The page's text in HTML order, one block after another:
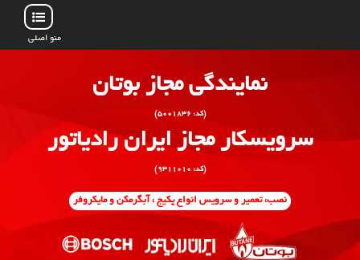
منو اصلی
نمایندگی مجاز بوتان
(کد: ۵۰۰۱۸۳۶)
سرویسکار مجاز ایران رادیاتور
(کد: ۹۳۱۱۰۱۰)
نصب، تعمیر و سرویس انواع پکیج ، آبگرمکن و مایکروفر